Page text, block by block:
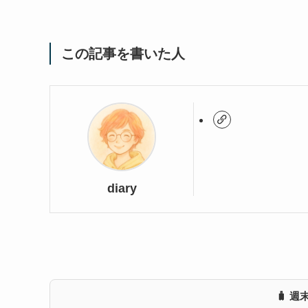
この記事を書いた人
diary
🧳 週